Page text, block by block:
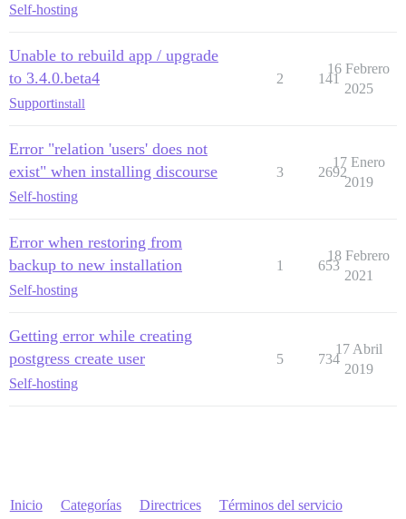
Self-hosting
Unable to rebuild app / upgrade
to 3.4.0.beta4
Supportinstall
2 141
16 Febrero
2025
Error "relation 'users' does not
exist" when installing discourse
Self-hosting
3 2692
17 Enero
2019
Error when restoring from
backup to new installation
Self-hosting
1 653
18 Febrero
2021
Getting error while creating
postgress create user
Self-hosting
5 734
17 Abril
2019
Inicio Categorías Directrices Términos del servicio